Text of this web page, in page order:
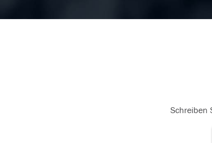
Schreiben